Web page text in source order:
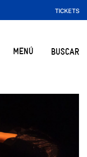
TICKETS
MENÚ BUSCAR